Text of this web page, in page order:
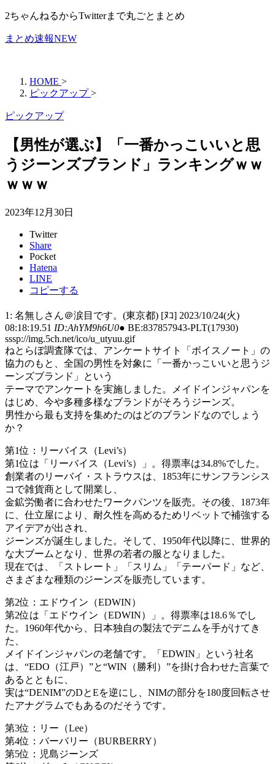
2ちゃんねるからTwitterまで丸ごとまとめ
まとめ速報NEW
HOME >
ピックアップ >
ピックアップ
【男性が選ぶ】「一番かっこいいと思
うジーンズブランド」ランキングｗｗ
ｗｗｗ
2023年12月30日
Twitter
Share
Pocket
Hatena
LINE
コピーする
1: 名無しさん＠涙目です。(東京都) [ﾇｺ] 2023/10/24(火)
08:18:19.51 ID:AhYM9h6U0● BE:837857943-PLT(17930)
sssp://img.5ch.net/ico/u_utyuu.gif
ねとらぼ調査隊では、アンケートサイト「ボイスノート」の
協力のもと、全国の男性を対象に「一番かっこいいと思うジ
ーンズブランド」という
テーマでアンケートを実施しました。メイドインジャパンを
はじめ、今や多種多様なブランドがそろうジーンズ。
男性から最も支持を集めたのはどのブランドなのでしょう
か？
第1位：リーバイス（Levi’s）
第1位は「リーバイス（Levi’s）」。得票率は34.8%でした。
創業者のリーバイ・ストラウスは、1853年にサンフランシス
コで雑貨商として開業し、
金鉱労働者に合わせたワークパンツを販売。その後、1873年
に、仕立屋により、耐久性を高めるためリベットで補強する
アイデアが出され、
ジーンズが誕生しました。そして、1950年代以降に、世界的
な大ブームとなり、世界の若者の服となりました。
現在では、「ストレート」「スリム」「テーパード」など、
さまざまな種類のジーンズを販売しています。
第2位：エドウイン（EDWIN）
第2位は「エドウイン（EDWIN）」。得票率は18.6％でし
た。1960年代から、日本独自の製法でデニムを手がけてき
た、
メイドインジャパンの老舗です。「EDWIN」という社名
は、“EDO（江戸）”と“WIN（勝利）”を掛け合わせた言葉で
あるとともに、
実は“DENIM”のDとEを逆にし、NIMの部分を180度回転させ
たアナグラムでもあるのだそうです。
第3位：リー（Lee）
第4位：バーバリー（BURBERRY）
第5位：児島ジーンズ